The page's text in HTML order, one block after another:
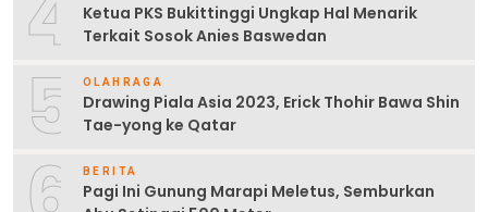
Ketua PKS Bukittinggi Ungkap Hal Menarik
Terkait Sosok Anies Baswedan
5 OLAHRAGA
Drawing Piala Asia 2023, Erick Thohir Bawa Shin
Tae-yong ke Qatar
BERITA
Pagi Ini Gunung Marapi Meletus, Semburkan